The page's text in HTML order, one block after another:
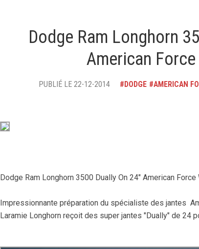
Dodge Ram Longhorn
American
PUBLIÉ LE 22-12-2014 DODGE AMERICAN
Dodge Ram Longhorn 3500 Dually On 24″ American Force
Impressionnante préparation du spécialiste des jantes
Laramie Longhorn reçoit des super jantes "Dually" de 24